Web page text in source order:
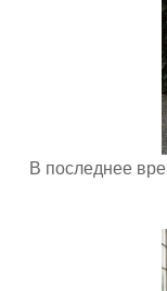
В последнее